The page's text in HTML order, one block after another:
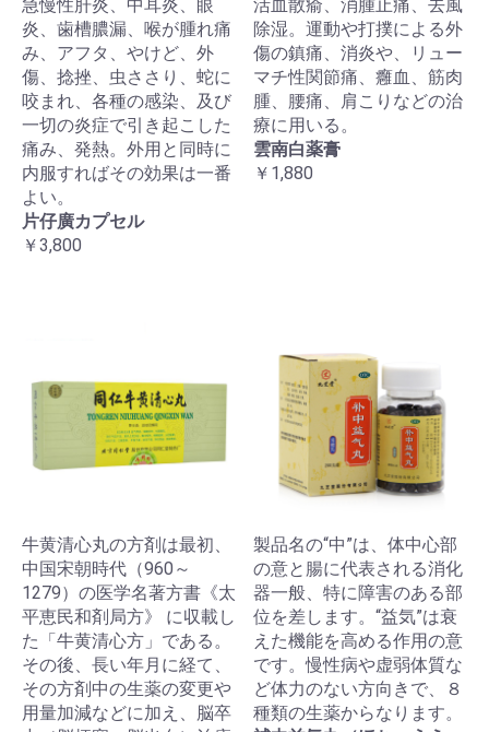
急慢性肝炎、中耳炎、眼
炎、歯槽膿漏、喉が腫れ痛
み、アフタ、やけど、外
傷、捻挫、虫ささり、蛇に
咬まれ、各種の感染、及び
一切の炎症で引き起こした
痛み、発熱。外用と同時に
内服すればその効果は一番
よい。
片仔廣カプセル
￥3,800
活血散瘉、消腫止痛、去風
除湿。運動や打撲による外
傷の鎮痛、消炎や、リュー
マチ性関節痛、癰血、筋肉
腫、腰痛、肩こりなどの治
療に用いる。
雲南白薬膏
￥1,880
牛黄清心丸の方剤は最初、
中国宋朝時代（960～
1279）の医学名著方書《太
平恵民和剤局方》 に収載し
た「牛黄清心方」である。
その後、長い年月に経て、
その方剤中の生薬の変更や
用量加減などに加え、脳卒
製品名の“中”は、体中心部
の意と腸に代表される消化
器一般、特に障害のある部
位を差します。“益気”は衰
えた機能を高める作用の意
です。慢性病や虚弱体質な
ど体力のない方向きで、８
種類の生薬からなります。